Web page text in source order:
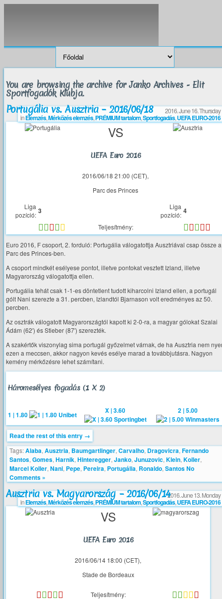
You are browsing the archive for Janko Archives - Elit
Sportfogadók Klubja.
Portugália vs. Ausztria – 2016/06/18
2016. June 16. Thursday
inElemzés,Mérkőzés elemzés,PRÉMIUM tartalom,Sportfogadás,UEFA EURO-2016
VS
UEFA Euro 2016
2016/06/18 21:00 (CET),
Parc des Princes
Liga
pozíció: 3
Liga
pozíció: 4
Teljesítmény:
Euro 2016, F csoport, 2. forduló: Portugália válogatottja Ausztriával csap össze a
Parc des Princes-ben.
A csoport mindkét esélyese pontot, illetve pontokat vesztett Izland, illetve
Magyarország válogatottja ellen.
Portugália tehát csak 1-1-es döntetlent tudott kiharcolni Izland ellen, a portugál
gólt Nani szerezte a 31. percben, Izlandtól Bjarnason volt eredményes az 50.
percben.
Az osztrák válogatott Magyarországtól kapott ki 2-0-ra, a magyar gólokat Szalai
Ádám (62′) és Stieber (87′) szerezték.
A szakértők viszonylag sima portugál győzelmet várnak, de ha Ausztria nem
ezen a meccsen, akkor nagyon kevés esélye marad a továbbjutásra. Nagyon
kemény mérkőzésre lehet számítani.
Háromesélyes fogadás (1 X 2)
1 | 1.80 X | 3.60 2 | 5.00
Read the rest of this entry →
Tags:Alaba, Ausztria, Baumgartlinger, Carvalho, Dragovicra, Fernando
Santos, Gomes, Harnik, Hinteregger, Janko, Junuzovic, Klein, Koller,
Marcel Koller, Nani, Pepe, Pereira, Portugália, Ronaldo, SantosNo
Comments »
Ausztria vs. Magyarország – 2016/06/142016. June 13. Monday
inElemzés,Mérkőzés elemzés,PRÉMIUM tartalom,Sportfogadás,UEFA EURO-2016
VS
UEFA Euro 2016
2016/06/14 18:00 (CET),
Stade de Bordeaux
Teljesítmény: